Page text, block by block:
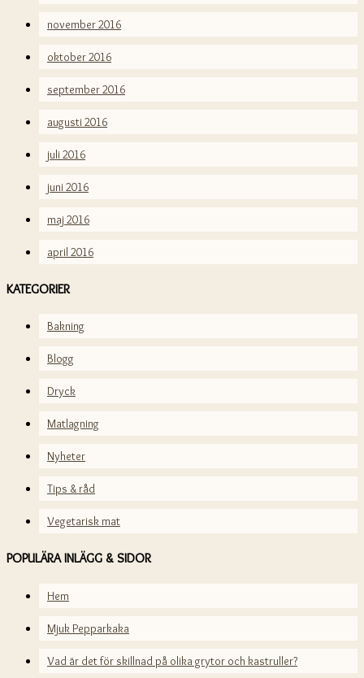
november 2016
oktober 2016
september 2016
augusti 2016
juli 2016
juni 2016
maj 2016
april 2016
KATEGORIER
Bakning
Blogg
Dryck
Matlagning
Nyheter
Tips & råd
Vegetarisk mat
POPULÄRA INLÄGG & SIDOR
Hem
Mjuk Pepparkaka
Vad är det för skillnad på olika grytor och kastruller?